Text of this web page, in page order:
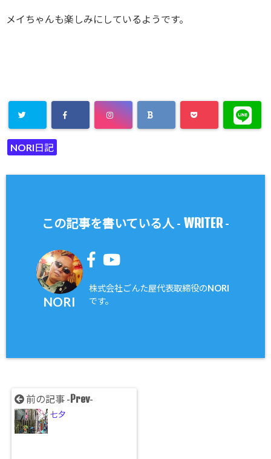
メイちゃんも楽しみにしているようです。
NORI日記
この記事を書いている人 - WRITER -
NORI
株式会社ごんた屋代表取締役のNORI
です。
前の記事 -Prev-
七夕